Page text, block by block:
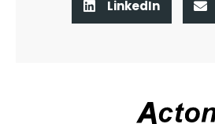
LinkedIn